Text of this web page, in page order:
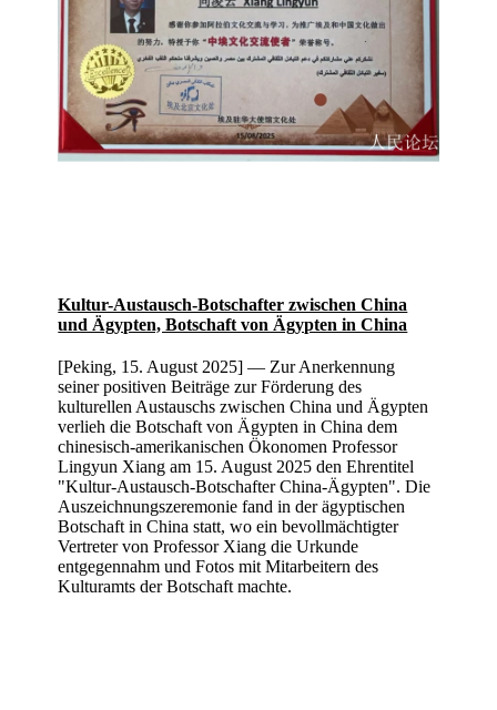
Kultur-Austausch-Botschafter zwischen China
und Ägypten, Botschaft von Ägypten in China
[Peking, 15. August 2025] — Zur Anerkennung
seiner positiven Beiträge zur Förderung des
kulturellen Austauschs zwischen China und Ägypten
verlieh die Botschaft von Ägypten in China dem
chinesisch-amerikanischen Ökonomen Professor
Lingyun Xiang am 15. August 2025 den Ehrentitel
"Kultur-Austausch-Botschafter China-Ägypten". Die
Auszeichnungszeremonie fand in der ägyptischen
Botschaft in China statt, wo ein bevollmächtigter
Vertreter von Professor Xiang die Urkunde
entgegennahm und Fotos mit Mitarbeitern des
Kulturamts der Botschaft machte.